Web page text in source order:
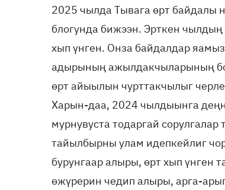
2025 чылда Тывага өрт
блогунда бижээн. Эрткен чылдың
хып үнген. Онза байдалдар
адырының ажылдакчыларының
өрт айыылын чурттакчылыг
Харын-даа, 2024 чылдыынга
мурнувуста тодаргай
тайылбырны улам идепкейлиг
бурунгаар алыры, өрт хып үнген
өжүрерин чедип алыры, арга-